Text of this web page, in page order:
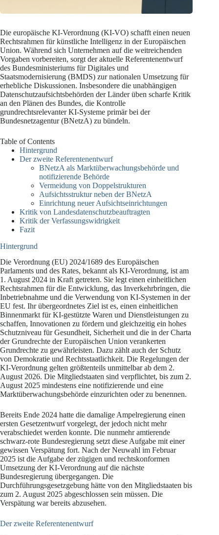
Die europäische KI-Verordnung (KI-VO) schafft einen neuen
Rechtsrahmen für künstliche Intelligenz in der Europäischen
Union. Während sich Unternehmen auf die weitreichenden
Vorgaben vorbereiten, sorgt der aktuelle Referentenentwurf
des Bundesministeriums für Digitales und
Staatsmodernisierung (BMDS) zur nationalen Umsetzung für
erhebliche Diskussionen. Insbesondere die unabhängigen
Datenschutzaufsichtsbehörden der Länder üben scharfe Kritik
an den Plänen des Bundes, die Kontrolle
grundrechtsrelevanter KI-Systeme primär bei der
Bundesnetzagentur (BNetzA) zu bündeln.
Table of Contents
Hintergrund
Der zweite Referentenentwurf
BNetzA als Marktüberwachungsbehörde und
notifizierende Behörde
Vermeidung von Doppelstrukturen
Aufsichtsstruktur neben der BNetzA
Einrichtung neuer Aufsichtseinrichtungen
Kritik von Landesdatenschutzbeauftragten
Kritik der Verfassungswidrigkeit
Fazit
Hintergrund
Die Verordnung (EU) 2024/1689 des Europäischen
Parlaments und des Rates, bekannt als KI-Verordnung, ist am
1. August 2024 in Kraft getreten. Sie legt einen einheitlichen
Rechtsrahmen für die Entwicklung, das Inverkehrbringen, die
Inbetriebnahme und die Verwendung von KI-Systemen in der
EU fest. Ihr übergeordnetes Ziel ist es, einen einheitlichen
Binnenmarkt für KI-gestützte Waren und Dienstleistungen zu
schaffen, Innovationen zu fördern und gleichzeitig ein hohes
Schutzniveau für Gesundheit, Sicherheit und die in der Charta
der Grundrechte der Europäischen Union verankerten
Grundrechte zu gewährleisten. Dazu zählt auch der Schutz
von Demokratie und Rechtsstaatlichkeit. Die Regelungen der
KI-Verordnung gelten größtenteils unmittelbar ab dem 2.
August 2026. Die Mitgliedstaaten sind verpflichtet, bis zum 2.
August 2025 mindestens eine notifizierende und eine
Marktüberwachungsbehörde einzurichten oder zu benennen.
Bereits Ende 2024 hatte die damalige Ampelregierung einen
ersten Gesetzentwurf vorgelegt, der jedoch nicht mehr
verabschiedet werden konnte. Die nunmehr amtierende
schwarz-rote Bundesregierung setzt diese Aufgabe mit einer
gewissen Verspätung fort. Nach der Neuwahl im Februar
2025 ist die Aufgabe der zügigen und rechtskonformen
Umsetzung der KI-Verordnung auf die nächste
Bundesregierung übergegangen. Die
Durchführungsgesetzgebung hätte von den Mitgliedstaaten bis
zum 2. August 2025 abgeschlossen sein müssen. Die
Verspätung war bereits abzusehen.
Der zweite Referentenentwurf